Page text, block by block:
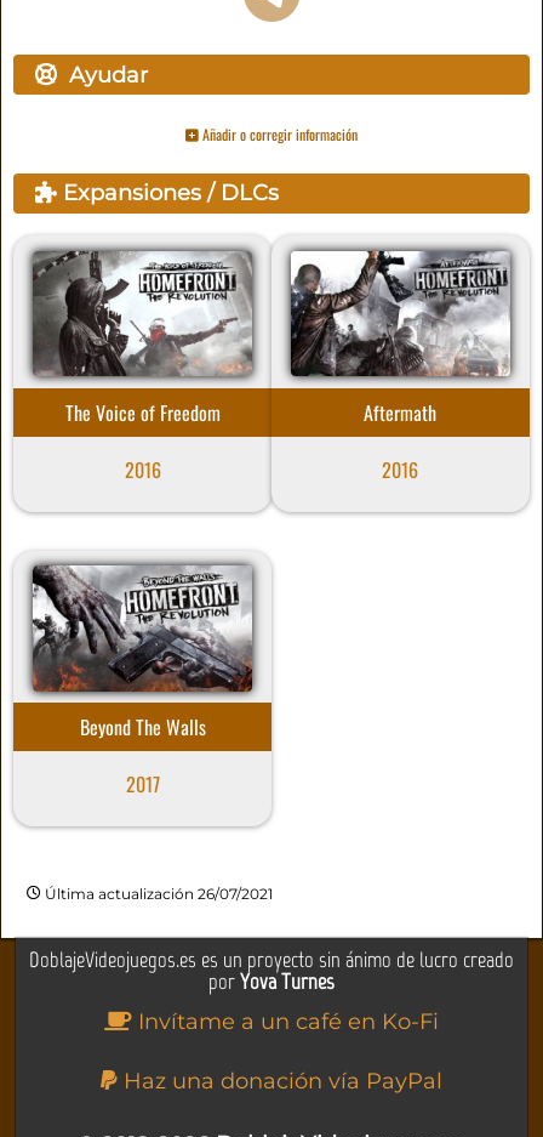
Ayudar
Añadir o corregir información
Expansiones / DLCs
The Voice of Freedom
2016
Aftermath
2016
Beyond The Walls
2017
Última actualización 26/07/2021
DoblajeVideojuegos.es es un proyecto sin ánimo de lucro creado
porYova Turnes
Invítame a un café en Ko-Fi
Haz una donación vía PayPal